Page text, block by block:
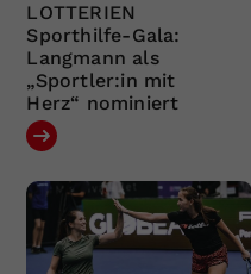
LOTTERIEN
Sporthilfe-Gala:
Langmann als
„Sportler:in mit
Herz“ nominiert